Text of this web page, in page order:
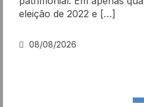
eleição de 2022 e […]
08/08/2026